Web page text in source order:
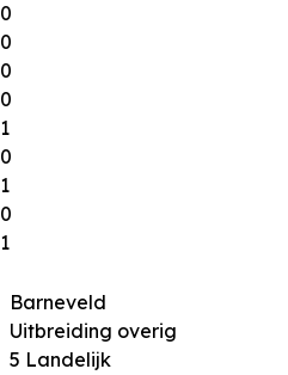
0
0
0
0
1
0
1
0
1
Barneveld
Uitbreiding overig
5 Landelijk